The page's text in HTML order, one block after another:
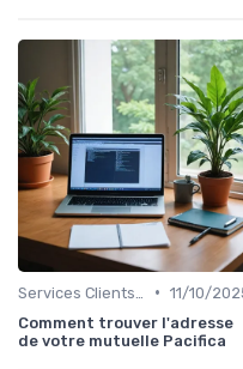
• 11/10/
Comment trouver l'adresse
de votre mutuelle Pacifica